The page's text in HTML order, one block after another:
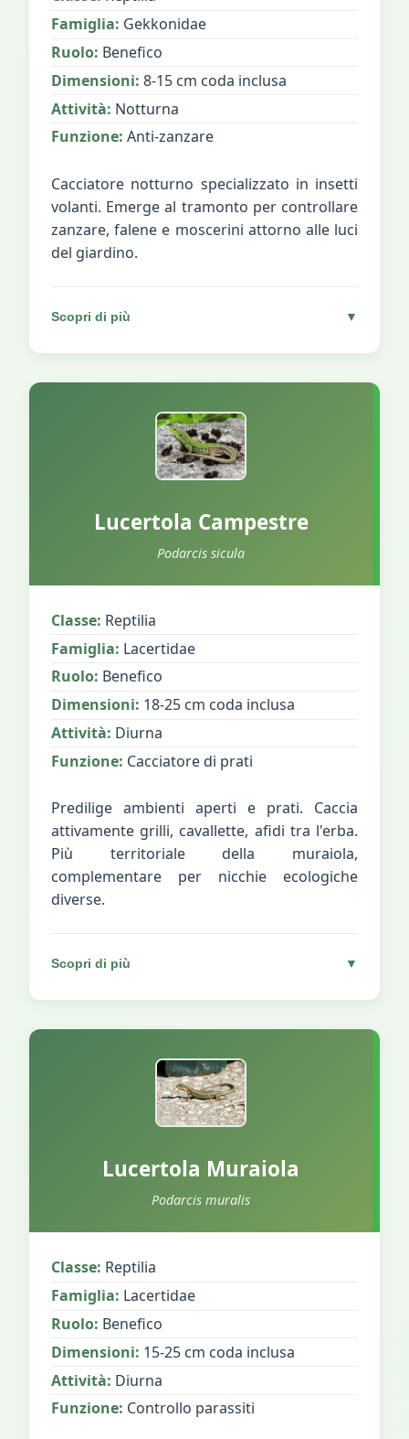
Famiglia: Gekkonidae
Ruolo: Benefico
Dimensioni: 8-15 cm coda inclusa
Attività: Notturna
Funzione: Anti-zanzare
Cacciatore notturno specializzato in insetti
volanti. Emerge al tramonto per controllare
zanzare, falene e moscerini attorno alle luci
del giardino.
Scopri di più ▼
Lucertola Campestre
Podarcis sicula
Classe: Reptilia
Famiglia: Lacertidae
Ruolo: Benefico
Dimensioni: 18-25 cm coda inclusa
Attività: Diurna
Funzione: Cacciatore di prati
Predilige ambienti aperti e prati. Caccia
attivamente grilli, cavallette, afidi tra l'erba.
Più territoriale della muraiola,
complementare per nicchie ecologiche
diverse.
Scopri di più ▼
Lucertola Muraiola
Podarcis muralis
Classe: Reptilia
Famiglia: Lacertidae
Ruolo: Benefico
Dimensioni: 15-25 cm coda inclusa
Attività: Diurna
Funzione: Controllo parassiti